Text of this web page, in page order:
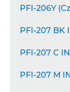
PFI-206Y
PFI-207 BK
PFI-207 C
PFI-207 M